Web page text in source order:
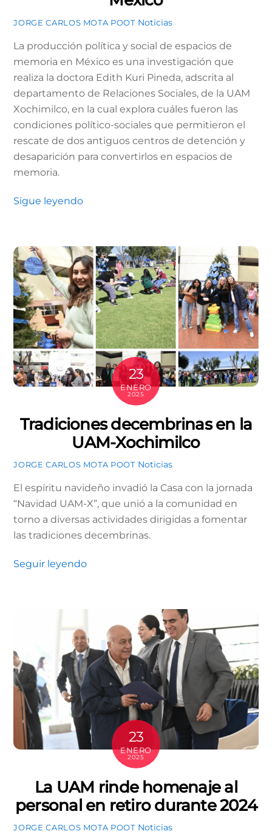
JORGE CARLOS MOTA POOT Noticias
La producción política y social de espacios de
memoria en México es una investigación que
realiza la doctora Edith Kuri Pineda, adscrita al
departamento de Relaciones Sociales, de la UAM
Xochimilco, en la cual explora cuáles fueron las
condiciones político-sociales que permitieron el
rescate de dos antiguos centros de detención y
desaparición para convertirlos en espacios de
memoria.
Sigue leyendo
23
ENERO
2025
Tradiciones decembrinas en la
UAM-Xochimilco
JORGE CARLOS MOTA POOT Noticias
El espíritu navideño invadió la Casa con la jornada
“Navidad UAM-X”, que unió a la comunidad en
torno a diversas actividades dirigidas a fomentar
las tradiciones decembrinas.
Seguir leyendo
23
ENERO
2025
La UAM rinde homenaje al
personal en retiro durante 2024
JORGE CARLOS MOTA POOT Noticias